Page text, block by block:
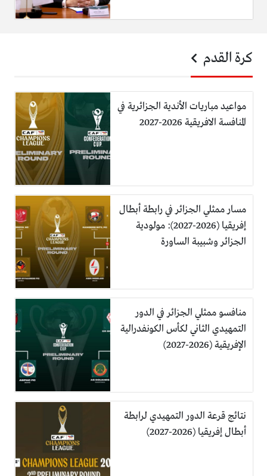
كرة القدم
مواعيد مباريات الأندية الجزائرية في
المنافسة الافريقية 2026-2027
مسار ممثلي الجزائر في رابطة أبطال
إفريقيا (2026-2027): مولودية
الجزائر وشبيبة الساورة
منافسو ممثلي الجزائر في الدور
التمهيدي الثاني لكأس الكونفدرالية
الإفريقية (2026-2027)
نتائج قرعة الدور التمهيدي لرابطة
أبطال إفريقيا (2026-2027)